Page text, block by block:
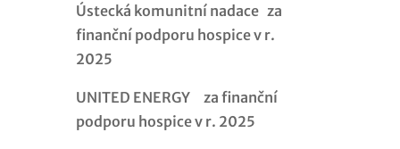
Ústecká komunitní nadace za
finanční podporu hospice v r.
2025
UNITED ENERGY za finanční
podporu hospice v r. 2025